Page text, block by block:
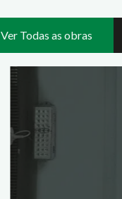
Ver Todas as obras